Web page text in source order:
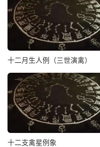
三、西方白虎七宿：奎娄
西 方 白 虎 七 宿
星宿
奎宿
娄宿
十二月生人例（三世演禽）
十二支禽星例象